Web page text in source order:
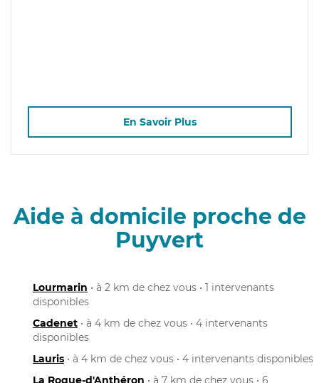
En Savoir Plus
Aide à domicile proche de
Puyvert
Lourmarin • à 2 km de chez vous • 1 intervenants
disponibles
Cadenet • à 4 km de chez vous • 4 intervenants
disponibles
Lauris • à 4 km de chez vous • 4 intervenants disponibles
La Roque-d'Anthéron • à 7 km de chez vous • 6